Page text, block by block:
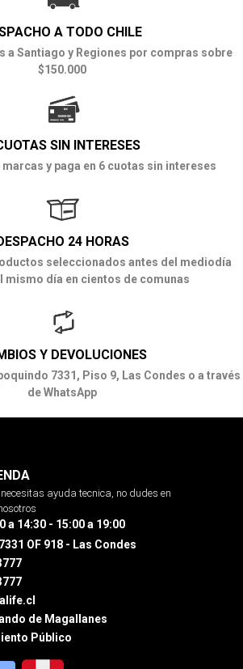
A TODO CHILE
a Santiago y Regiones por compras sobre
$150.000
SIN INTERESES
marcas y paga en 6 cuotas sin intereses
24 HORAS
seleccionados antes del mediodía
mismo día en cientos de comunas
Y DEVOLUCIONES
7331, Piso 9, Las Condes o a través
de WhatsApp
ayuda tecnica, no dudes en
a 14:30 - 15:00 a 19:00
OF 918 - Las Condes
de Magallanes
Público